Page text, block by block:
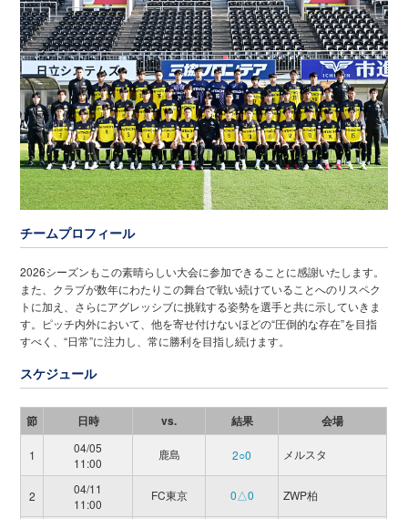
チームプロフィール
2026シーズンもこの素晴らしい大会に参加できることに感謝いたします。
また、クラブが数年にわたりこの舞台で戦い続けていることへのリスペク
トに加え、さらにアグレッシブに挑戦する姿勢を選手と共に示していきま
す。ピッチ内外において、他を寄せ付けないほどの“圧倒的な存在”を目指
すべく、“日常”に注力し、常に勝利を目指し続けます。
スケジュール
節 日時 vs. 結果 会場
1
04/05
11:00
鹿島 2○0 メルスタ
2
04/11
11:00
FC東京 0△0 ZWP柏